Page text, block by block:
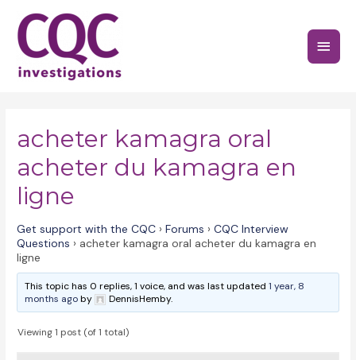
content
Main
acheter kamagra oral
acheter du kamagra en
ligne
Get support with the CQC › Forums › CQC Interview
Questions › acheter kamagra oral acheter du kamagra en
ligne
This topic has 0 replies, 1 voice, and was last updated1 year, 8
months agoby DennisHemby.
Viewing 1 post (of 1 total)